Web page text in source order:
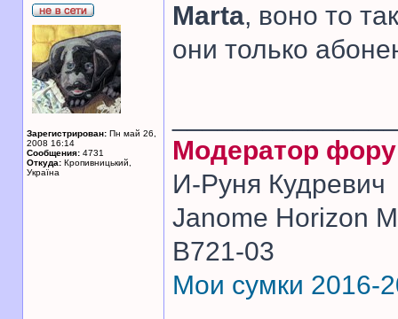
Зарегистрирован: Пн май 26,
2008 16:14
Сообщения: 4731
Откуда: Кропивницький,
Україна
Marta, воно то
они только
Модератор
И-Руня Кудревич
Janome Horizon
B721-03
Мои сумки 2016-